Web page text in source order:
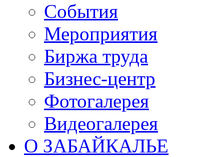
События
Мероприятия
Биржа труда
Бизнес-центр
Фотогалерея
Видеогалерея
О ЗАБАЙКАЛЬЕ